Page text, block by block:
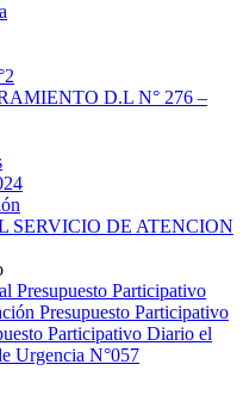
D.L N° 276 –
SERVICIO DE ATENCION
Presupuesto Participativo
Presupuesto Participativo
Participativo Diario el
Urgencia N°057